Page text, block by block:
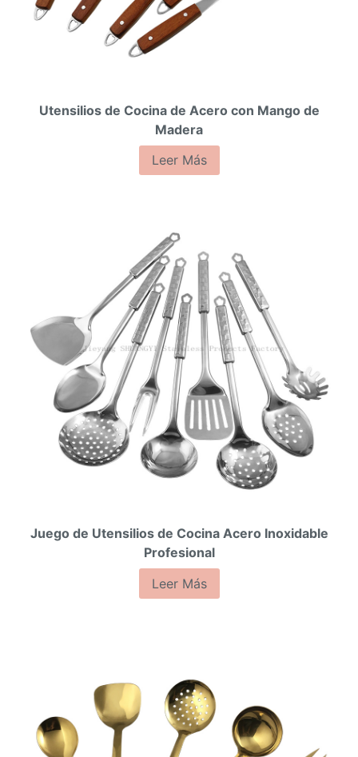
Utensilios de Cocina de Acero con Mango de
Madera
Leer Más
Juego de Utensilios de Cocina Acero Inoxidable
Profesional
Leer Más